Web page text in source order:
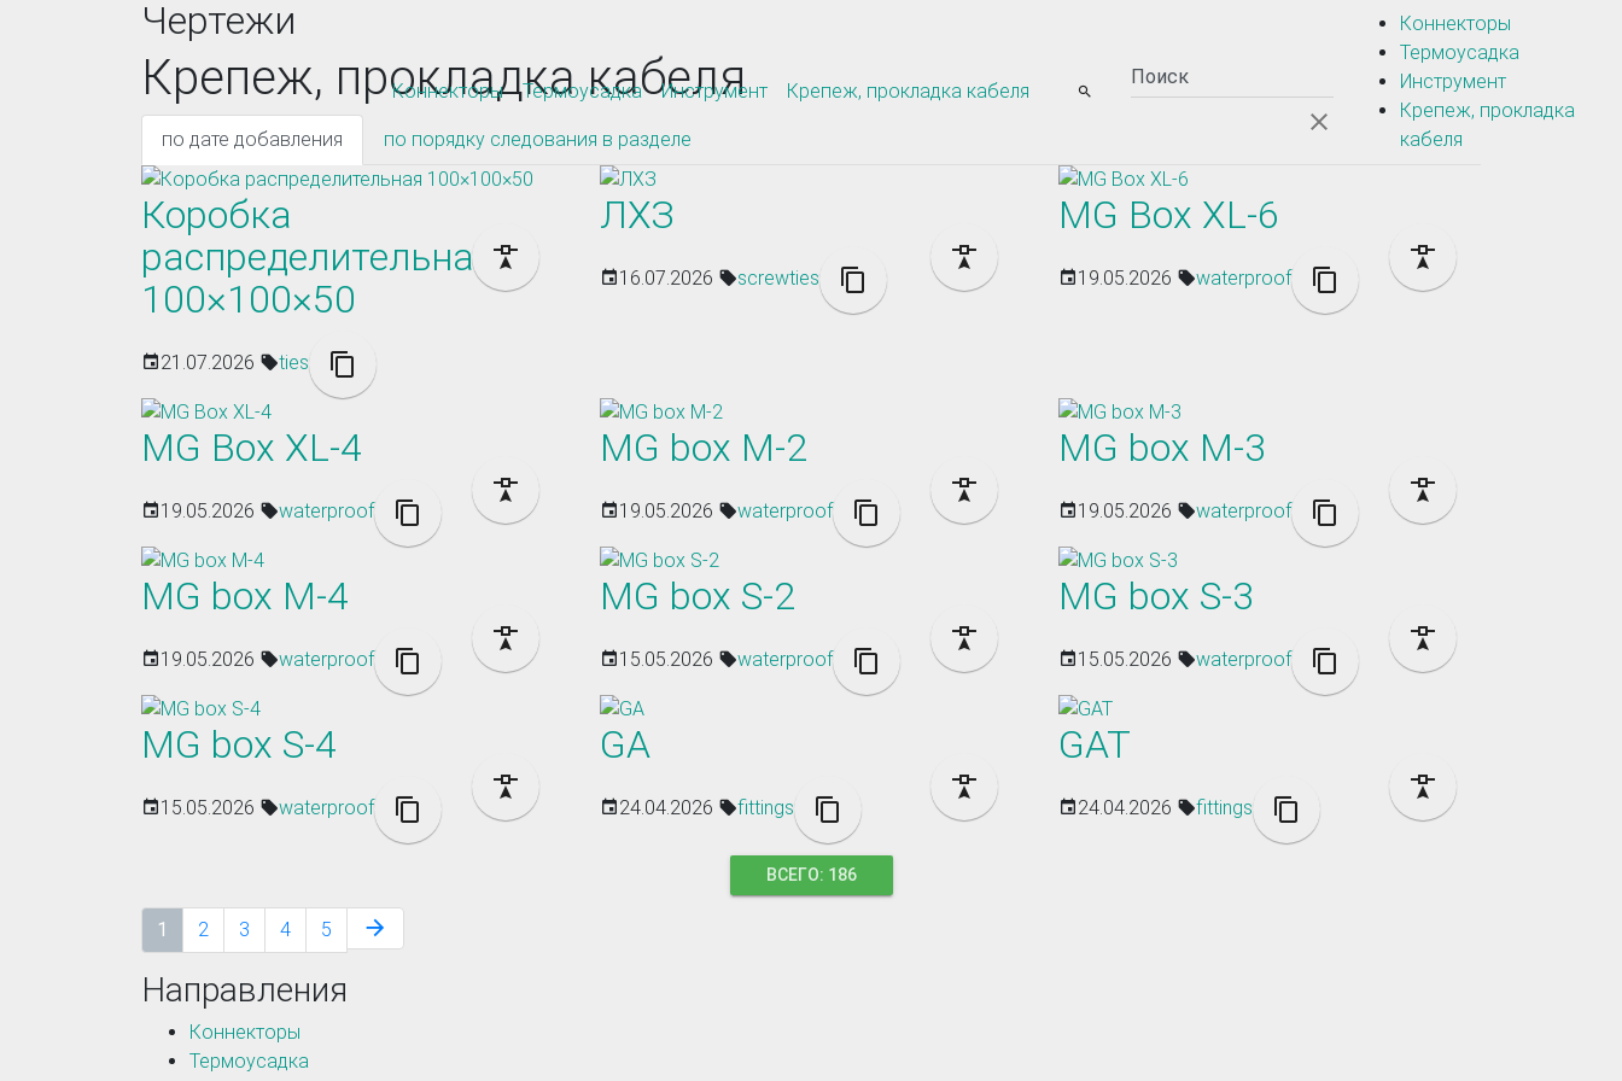
Коннекторы Термоусадка Инструмент Крепеж, прокладка кабеля
Коннекторы
Термоусадка
Инструмент
Крепеж, прокладка
кабеля
Чертежи
Крепеж, прокладка кабеля
по дате добавления по порядку следования в разделе
Коробка
распределительная
100×100×50
21.07.2026 ties
ЛХЗ
16.07.2026 screwties
MG Box XL-6
19.05.2026 waterproof
MG Box XL-4
19.05.2026 waterproof
MG box M-2
19.05.2026 waterproof
MG box M-3
19.05.2026 waterproof
MG box M-4
19.05.2026 waterproof
MG box S-2
15.05.2026 waterproof
MG box S-3
15.05.2026 waterproof
MG box S-4
15.05.2026 waterproof
GA
24.04.2026 fittings
GAT
24.04.2026 fittings
ВСЕГО: 186
1 2 3 4 5
Направления
Коннекторы
Термоусадка